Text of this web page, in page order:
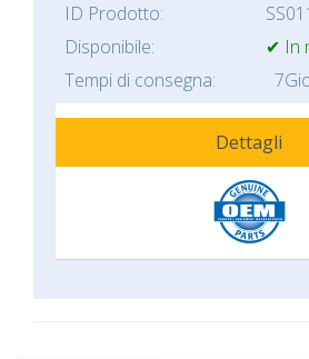
ID Prodotto:
Disponibile:
✔ In
Tempi di consegna:
Dettagli